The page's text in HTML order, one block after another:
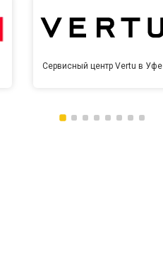
Сервисный центр Vertu в Уфе